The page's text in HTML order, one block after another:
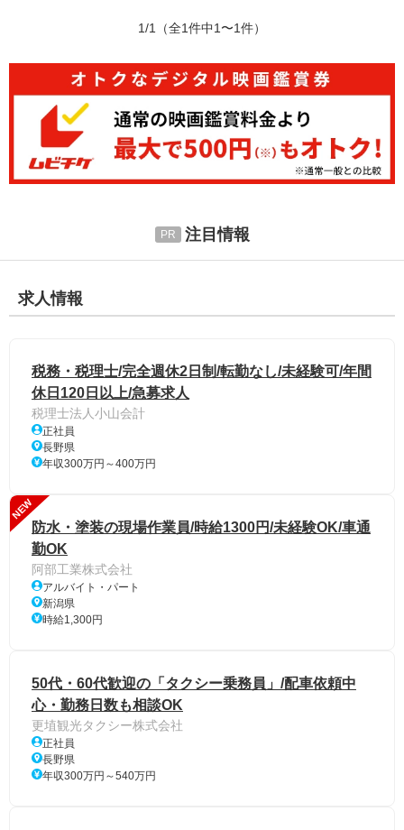
1/1 （全1件中1〜1件）
注目情報
求人情報
税務・税理士/完全週休2日制/転勤なし/未経験可/年間
休日120日以上/急募求人
税理士法人小山会計
正社員
長野県
年収300万円～400万円
NEW
防水・塗装の現場作業員/時給1300円/未経験OK/車通
勤OK
阿部工業株式会社
アルバイト・パート
新潟県
時給1,300円
50代・60代歓迎の「タクシー乗務員」/配車依頼中
心・勤務日数も相談OK
更埴観光タクシー株式会社
正社員
長野県
年収300万円～540万円